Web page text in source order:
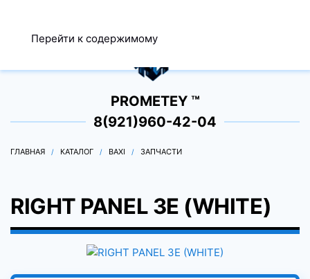
Перейти к содержимому
0
PROMETEY ™
8(921)960-42-04
ГЛАВНАЯ КАТАЛОГ BAXI ЗАПЧАСТИ
RIGHT PANEL 3E (WHITE)